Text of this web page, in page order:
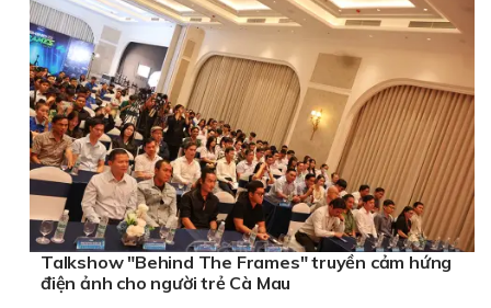
Talkshow "Behind The Frames" truyền cảm hứng
điện ảnh cho người trẻ Cà Mau